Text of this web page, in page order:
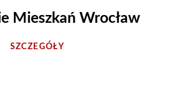
Mieszkań Wrocław
SZCZEGÓŁY